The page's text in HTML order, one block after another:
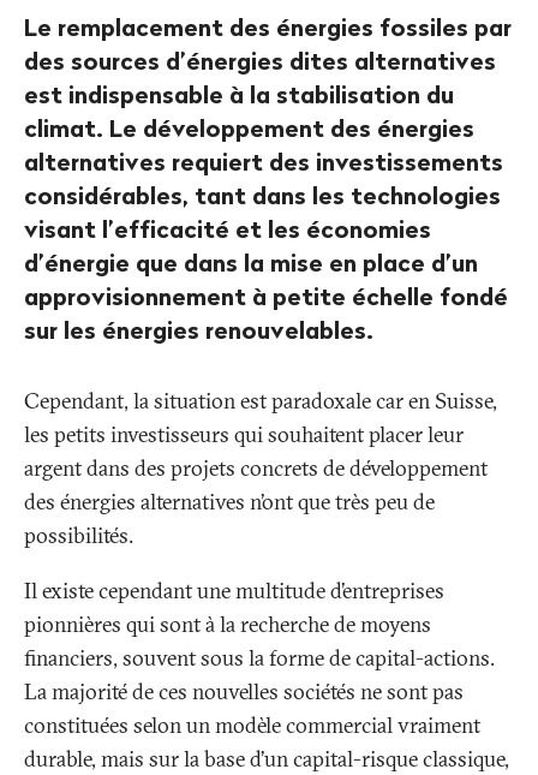
Le remplacement des énergies fossiles par
des sources d’énergies dites alternatives
est indispensable à la stabilisation du
climat. Le développement des énergies
alternatives requiert des investissements
considérables, tant dans les technologies
visant l’efficacité et les économies
d’énergie que dans la mise en place d’un
approvisionnement à petite échelle fondé
sur les énergies renouvelables.
Cependant, la situation est paradoxale car en Suisse,
les petits investisseurs qui souhaitent placer leur
argent dans des projets concrets de développement
des énergies alternatives n’ont que très peu de
possibilités.
Il existe cependant une multitude d’entreprises
pionnières qui sont à la recherche de moyens
financiers, souvent sous la forme de capital-actions.
La majorité de ces nouvelles sociétés ne sont pas
constituées selon un modèle commercial vraiment
durable, mais sur la base d’un capital-risque classique,